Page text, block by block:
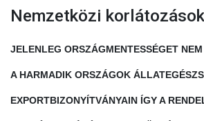
Nemzetközi korlátozások
JELENLEG ORSZÁGMENTESSÉGET
A HARMADIK ORSZÁGOK
EXPORTBIZONYÍTVÁNYAIN ÍGY A